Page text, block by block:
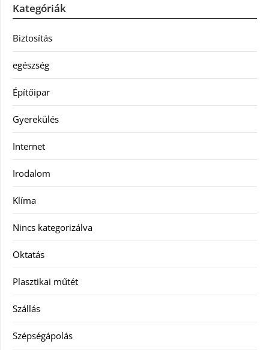
Kategóriák
Biztosítás
egészség
Építőipar
Gyerekülés
Internet
Irodalom
Klíma
Nincs kategorizálva
Oktatás
Plasztikai műtét
Szállás
Szépségápolás